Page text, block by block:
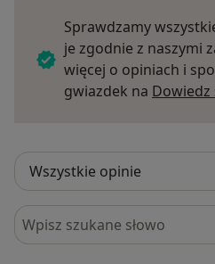
Sprawdzamy
je zgodnie z naszymi
więcej o opiniach i
gwiazdek na Dowiedz
Szukaj w opiniach